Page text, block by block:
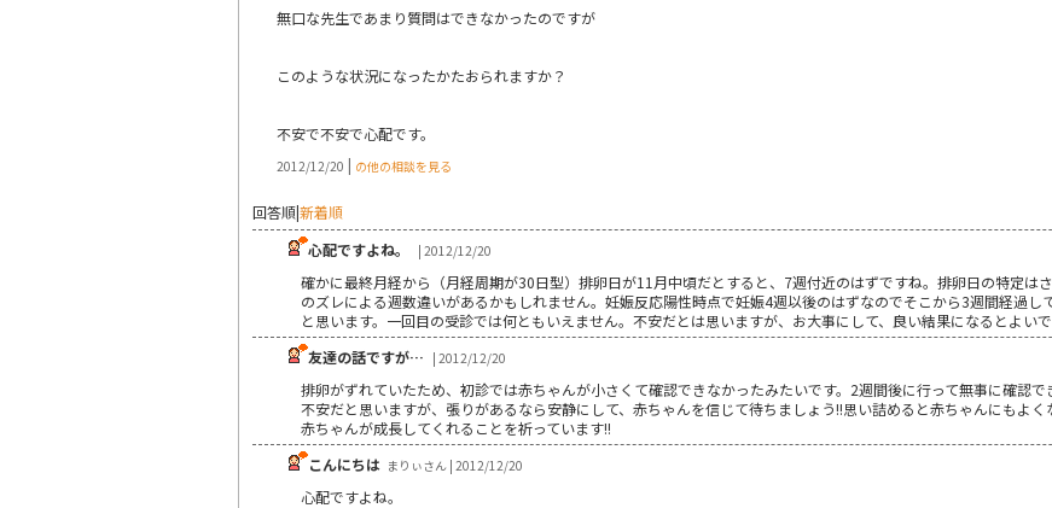
無口な先生であまり質問はできなかったのですが
このような状況になったかたおられますか？
不安で不安で心配です。
2012/12/20 | の他の相談を見る
回答順|新着順
心配ですよね。
| 2012/12/20
確かに最終月経から（月経周期が30日型）排卵日が11月中頃だとすると、7週付近のはずですね。排卵日の特定は
のズレによる週数違いがあるかもしれません。妊娠反応陽性時点で妊娠4週以後のはずなのでそこから3週間経過し
と思います。一回目の受診では何ともいえません。不安だとは思いますが、お大事にして、良い結果になるとよいで
友達の話ですが… | 2012/12/20
排卵がずれていたため、初診では赤ちゃんが小さくて確認できなかったみたいです。2週間後に行って無事に確認で
不安だと思いますが、張りがあるなら安静にして、赤ちゃんを信じて待ちましょう!!思い詰めると赤ちゃんにもよく
赤ちゃんが成長してくれることを祈っています!!
こんにちは まりぃさん | 2012/12/20
心配ですよね。